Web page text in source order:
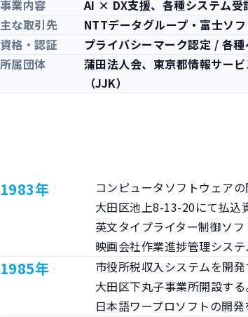
事業内容
AI × DX支援、各種システム受
主な取引先
NTTデータグループ・富士ソ
資格・認証
プライバシーマーク認定 / 各
所属団体
蒲田法人会、東京都情報サー
（JJK）
1983年
コンピュータソフトウェア
大田区池上8-13-20にて払込
英文タイプライター制御ソフ
映画会社作業進捗管理システ
1985年
市役所税収入システムを開発
大田区下丸子事業所開設する
日本語ワープロソフトの開発